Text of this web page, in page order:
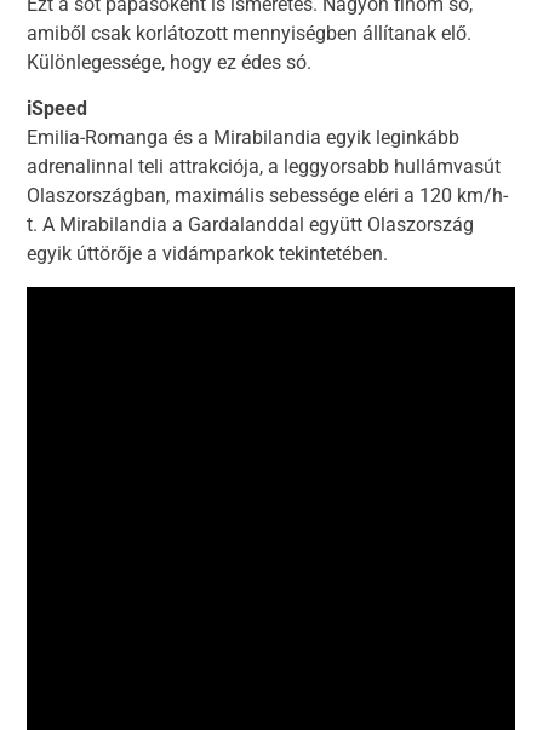
amiből csak korlátozott mennyiségben állítanak elő.
Különlegessége, hogy ez édes só.
iSpeed
Emilia-Romanga és a Mirabilandia egyik leginkább
adrenalinnal teli attrakciója, a leggyorsabb hullámvasút
Olaszországban, maximális sebessége eléri a 120 km/h-
t. A Mirabilandia a Gardalanddal együtt Olaszország
egyik úttörője a vidámparkok tekintetében.